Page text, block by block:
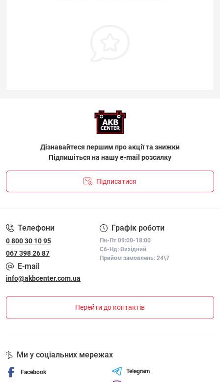
Дізнавайтеся першим про акції та знижки
Підпишіться на нашу e-mail розсилку
Підписатися
Телефони
0 800 30 10 95
067 398 26 87
Графік роботи
Пн-Пт 09:00-18:00
Сб-Нд: Вихідний
Прийом замовлень: 24\7
E-mail
info@akbcenter.com.ua
Перейти до контактів
Ми у соціальних мережах
Facebook Telegram